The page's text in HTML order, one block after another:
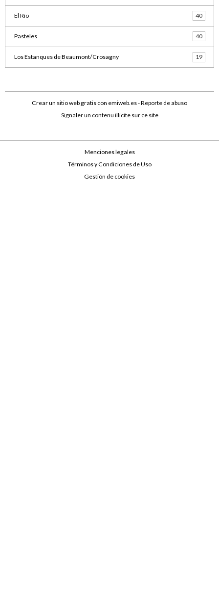
El Río 40
Pasteles 40
Los Estanques de Beaumont/Crosagny 19
Crear un sitio web gratis con emiweb.es -Reporte de abuso
Signaler un contenu illicite sur ce site
Menciones legales
Términos y Condiciones de Uso
Gestión de cookies